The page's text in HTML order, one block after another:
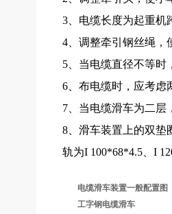
3、电缆长度为起重机
4、调整牵引钢丝绳，
5、当电缆直径不等时
6、布电缆时，应考虑
7、当电缆滑车为二层
8、滑车装置上的双垫
轨为I 100*68*4.5、I
电缆滑车装置一般配置图
工字钢电缆滑车